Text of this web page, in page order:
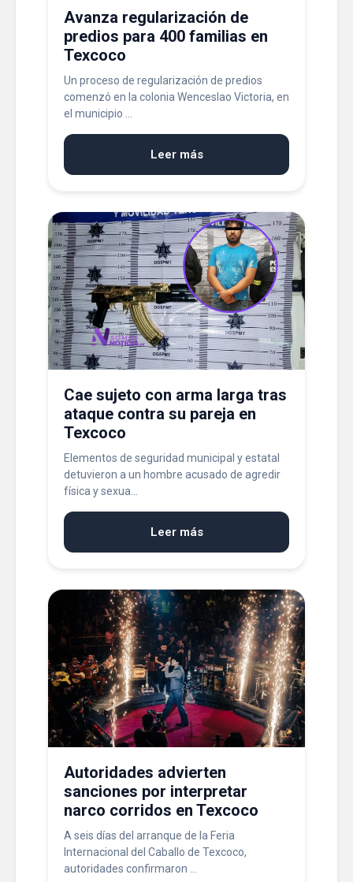
Avanza regularización de
predios para 400 familias en
Texcoco
Un proceso de regularización de predios
comenzó en la colonia Wenceslao Victoria, en
el municipio ...
Leer más
Cae sujeto con arma larga tras
ataque contra su pareja en
Texcoco
Elementos de seguridad municipal y estatal
detuvieron a un hombre acusado de agredir
física y sexua...
Leer más
Autoridades advierten
sanciones por interpretar
narco corridos en Texcoco
A seis días del arranque de la Feria
Internacional del Caballo de Texcoco,
autoridades confirmaron ...